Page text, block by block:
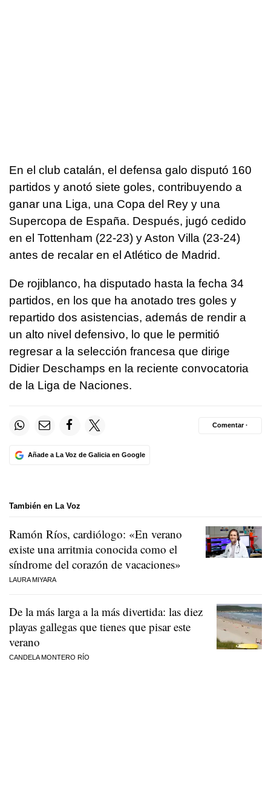
En el club catalán, el defensa galo disputó 160
partidos y anotó siete goles, contribuyendo a
ganar una Liga, una Copa del Rey y una
Supercopa de España. Después, jugó cedido
en el Tottenham (22-23) y Aston Villa (23-24)
antes de recalar en el Atlético de Madrid.
De rojiblanco, ha disputado hasta la fecha 34
partidos, en los que ha anotado tres goles y
repartido dos asistencias, además de rendir a
un alto nivel defensivo, lo que le permitió
regresar a la selección francesa que dirige
Didier Deschamps en la reciente convocatoria
de la Liga de Naciones.
Añade a La Voz de Galicia en Google
Comentar ·
También en La Voz
Ramón Ríos, cardiólogo: «En verano
existe una arritmia conocida como el
síndrome del corazón de vacaciones»
LAURA MIYARA
De la más larga a la más divertida: las diez
playas gallegas que tienes que pisar este
verano
CANDELA MONTERO RÍO